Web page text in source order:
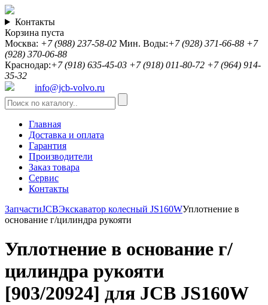
Контакты
Корзина пуста
Москва: +7 (988) 237-58-02 Мин. Воды:+7 (928) 371-66-88 +7
(928) 370-06-88
Краснодар:+7 (918) 635-45-03 +7 (918) 011-80-72 +7 (964) 914-
35-32
info@jcb-volvo.ru
Главная
Доставка и оплата
Гарантия
Производители
Заказ товара
Сервис
Контакты
ЗапчастиJCBЭкскаватор колесный JS160WУплотнение в
основание г/цилиндра рукояти
Уплотнение в основание г/
цилиндра рукояти
[903/20924] для JCB JS160W